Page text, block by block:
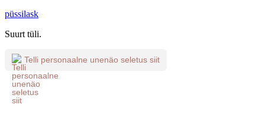
püssilask
Suurt tüli.
Telli personaalne unenäo seletus siit